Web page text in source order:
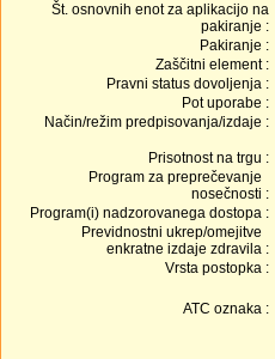
Št. osnovnih enot za aplikacijo na
pakiranje :
Pakiranje :
Zaščitni element :
Pravni status dovoljenja :
Pot uporabe :
Način/režim predpisovanja/izdaje :
Prisotnost na trgu :
Program za preprečevanje
nosečnosti :
Program(i) nadzorovanega dostopa :
Previdnostni ukrep/omejitve
enkratne izdaje zdravila :
Vrsta postopka :
ATC oznaka :